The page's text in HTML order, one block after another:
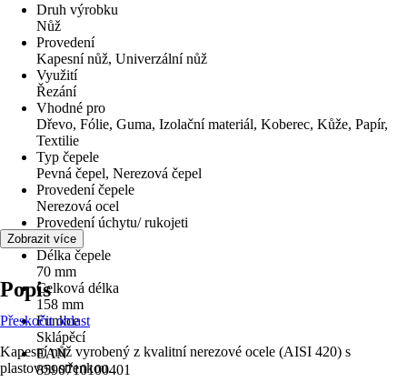
Druh výrobku
Nůž
Provedení
Kapesní nůž, Univerzální nůž
Využití
Řezání
Vhodné pro
Dřevo, Fólie, Guma, Izolační materiál, Koberec, Kůže, Papír,
Textilie
Typ čepele
Pevná čepel, Nerezová čepel
Provedení čepele
Nerezová ocel
Provedení úchytu/ rukojeti
Plast
Délka čepele
70 mm
Celková délka
158 mm
Funkce
Sklápěcí
EAN
8590710100401
Zobrazit více
Popis
Přeskočit oblast
Kapesní nůž vyrobený z kvalitní nerezové ocele (AISI 420) s
plastovou střenkou.